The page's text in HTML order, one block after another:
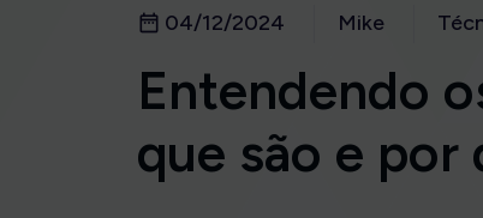
04/12/2024 Mike
Entendendo
que são e